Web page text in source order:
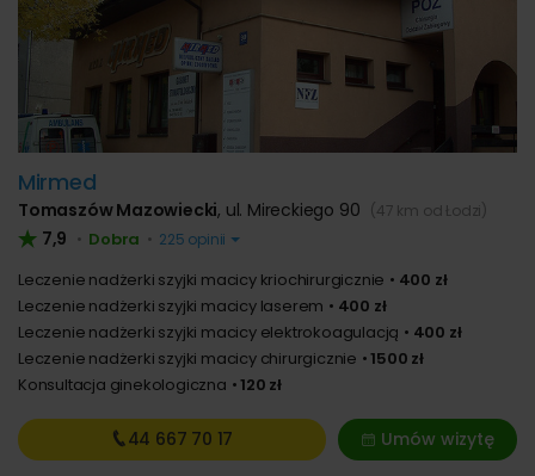
Mirmed
Tomaszów Mazowiecki, ul. Mireckiego 90 (47 km od Łodzi)
7,9 • Dobra • 225 opinii
Leczenie nadżerki szyjki macicy kriochirurgicznie
400 zł
Leczenie nadżerki szyjki macicy laserem
400 zł
Leczenie nadżerki szyjki macicy elektrokoagulacją
400 zł
Leczenie nadżerki szyjki macicy chirurgicznie
1500 zł
Konsultacja ginekologiczna
120 zł
Umów wizytę
44 667 70 17